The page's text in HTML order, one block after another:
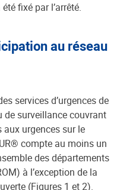
fixé par l’arrêté.
au réseau
services d’urgences de
de surveillance couvrant
aux urgences sur le
compte au moins un
des départements
à l’exception de la
(Figures 1 et 2).